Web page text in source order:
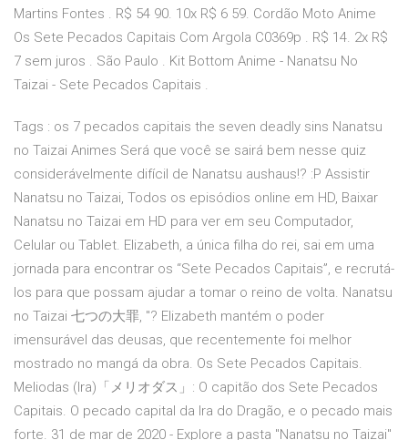
Martins Fontes . R$ 54 90. 10x R$ 6 59. Cordão Moto Anime
Os Sete Pecados Capitais Com Argola C0369p . R$ 14. 2x R$
7 sem juros . São Paulo . Kit Bottom Anime - Nanatsu No
Taizai - Sete Pecados Capitais .
Tags : os 7 pecados capitais the seven deadly sins Nanatsu
no Taizai Animes Será que você se sairá bem nesse quiz
considerávelmente difícil de Nanatsu aushaus!? :P Assistir
Nanatsu no Taizai, Todos os episódios online em HD, Baixar
Nanatsu no Taizai em HD para ver em seu Computador,
Celular ou Tablet. Elizabeth, a única filha do rei, sai em uma
jornada para encontrar os “Sete Pecados Capitais”, e recrutá-
los para que possam ajudar a tomar o reino de volta. Nanatsu
no Taizai 七つの大罪, ''? Elizabeth mantém o poder
imensurável das deusas, que recentemente foi melhor
mostrado no mangá da obra. Os Sete Pecados Capitais.
Meliodas (Ira)「メリオダス」: O capitão dos Sete Pecados
Capitais. O pecado capital da Ira do Dragão, e o pecado mais
forte. 31 de mar de 2020 - Explore a pasta "Nanatsu no Taizai"